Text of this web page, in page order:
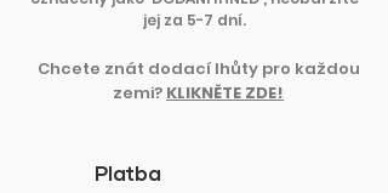
jej za 5-7 dní.
Chcete znát dodací lhůty pro každou
zemi? KLIKNĚTE ZDE!
Platba